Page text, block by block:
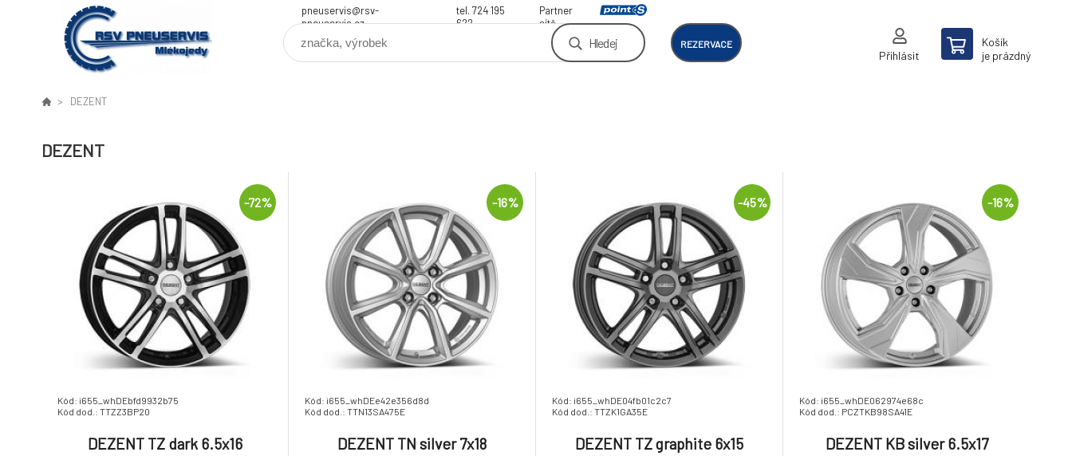
pneuservis@rsv-
pneuservis.cz
tel. 724 195
622
Partner
sítě
Hledej REZERVACE
Přihlásit
Košík
je prázdný
DEZENT
DEZENT
-72%
Kód: i655_whDEbfd9932b75
Kód dod.: TTZZ3BP20
DEZENT TZ dark 6.5x16
-16%
Kód: i655_whDEe42e356d8d
Kód dod.: TTN13SA475E
DEZENT TN silver 7x18
-45%
Kód: i655_whDE04fb01c2c7
Kód dod.: TTZK1GA35E
DEZENT TZ graphite 6x15
-16%
Kód: i655_whDE062974e68c
Kód dod.: PCZTKB98SA41E
DEZENT KB silver 6.5x17